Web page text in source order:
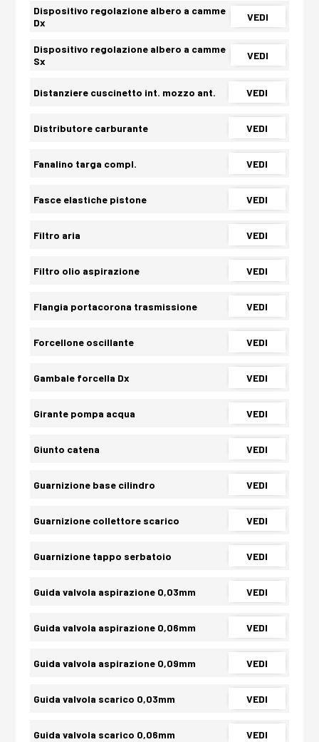
Dispositivo regolazione albero a camme
Dx
VEDI
Dispositivo regolazione albero a camme
Sx
VEDI
Distanziere cuscinetto int. mozzo ant. VEDI
Distributore carburante VEDI
Fanalino targa compl. VEDI
Fasce elastiche pistone VEDI
Filtro aria VEDI
Filtro olio aspirazione VEDI
Flangia portacorona trasmissione VEDI
Forcellone oscillante VEDI
Gambale forcella Dx VEDI
Girante pompa acqua VEDI
Giunto catena VEDI
Guarnizione base cilindro VEDI
Guarnizione collettore scarico VEDI
Guarnizione tappo serbatoio VEDI
Guida valvola aspirazione 0,03mm VEDI
Guida valvola aspirazione 0,06mm VEDI
Guida valvola aspirazione 0,09mm VEDI
Guida valvola scarico 0,03mm VEDI
Guida valvola scarico 0,06mm VEDI